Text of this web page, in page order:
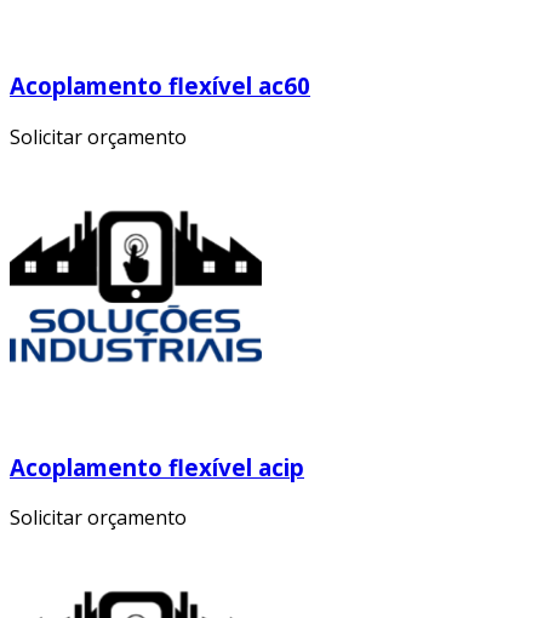
Acoplamento flexível ac60
Solicitar orçamento
Acoplamento flexível acip
Solicitar orçamento